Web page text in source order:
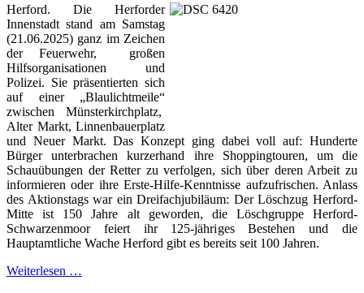
Herford. Die Herforder
Innenstadt stand am Samstag
(21.06.2025) ganz im Zeichen
der Feuerwehr, großen
Hilfsorganisationen und
Polizei. Sie präsentierten sich
auf einer „Blaulichtmeile“
zwischen Münsterkirchplatz,
Alter Markt, Linnenbauerplatz
und Neuer Markt. Das Konzept ging dabei voll auf: Hunderte
Bürger unterbrachen kurzerhand ihre Shoppingtouren, um die
Schauübungen der Retter zu verfolgen, sich über deren Arbeit zu
informieren oder ihre Erste-Hilfe-Kenntnisse aufzufrischen. Anlass
des Aktionstags war ein Dreifachjubiläum: Der Löschzug Herford-
Mitte ist 150 Jahre alt geworden, die Löschgruppe Herford-
Schwarzenmoor feiert ihr 125-jähriges Bestehen und die
Hauptamtliche Wache Herford gibt es bereits seit 100 Jahren.
Weiterlesen …